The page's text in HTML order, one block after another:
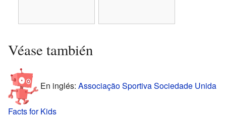
Véase también
En inglés: Associação Sportiva Sociedade Unida
Facts for Kids